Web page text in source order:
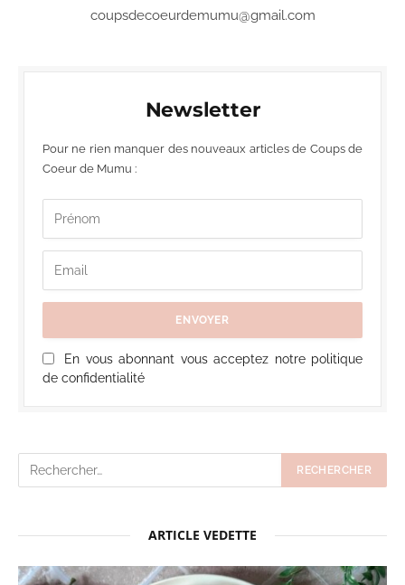
coupsdecoeurdemumu@gmail.com
Newsletter
Pour ne rien manquer des nouveaux articles de Coups de
Coeur de Mumu :
En vous abonnant vous acceptez notre politique
de confidentialité
ARTICLE VEDETTE